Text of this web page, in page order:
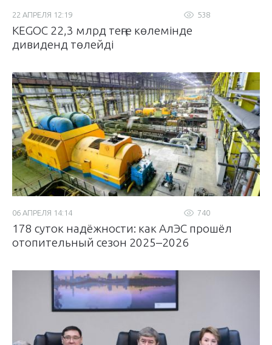
538
22 АПРЕЛЯ 12:19
KEGOC 22,3 млрд теңге көлемінде
дивиденд төлейді
740
06 АПРЕЛЯ 14:14
178 суток надёжности: как АлЭС прошёл
отопительный сезон 2025–2026